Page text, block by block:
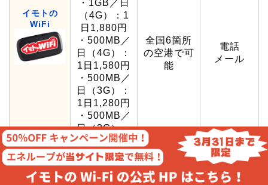
イモトの
WiFi
・1GB／日
（4G）：1
日1,880円
・500MB／
日（4G）：
1日1,580円
・500MB／
日（3G）：
1日1,280円
・500MB／
日（3G）：
30日23,000
円
全国6箇所
の空港で可
能
電話
メール
プラン 空港受取
サポート体